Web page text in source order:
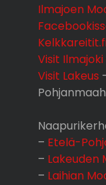
Ilmajoen
Visit Ilmajoki
Visit Lakeus
– Etelä-
– Lakeuden
– Laihian